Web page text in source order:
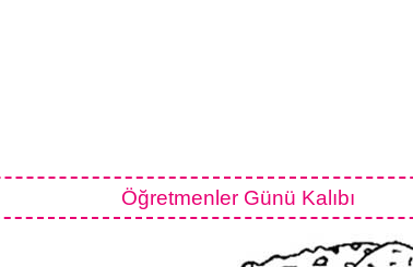
Öğretmenler Günü Kalıbı